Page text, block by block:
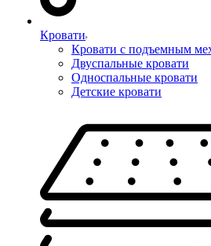
Кровати
Кровати с подъемным
Двуспальные кровати
Односпальные кровати
Детские кровати